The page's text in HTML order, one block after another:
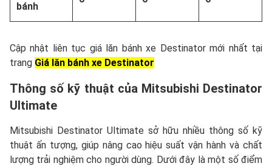
bánh
Cập nhật liên tục giá lăn bánh xe Destinator mới nhất tại
trang Giá lăn bánh xe Destinator
Thông số kỹ thuật của Mitsubishi Destinator
Ultimate
Mitsubishi Destinator Ultimate sở hữu nhiều thông số kỹ
thuật ấn tượng, giúp nâng cao hiệu suất vận hành và chất
lượng trải nghiệm cho người dùng. Dưới đây là một số điểm